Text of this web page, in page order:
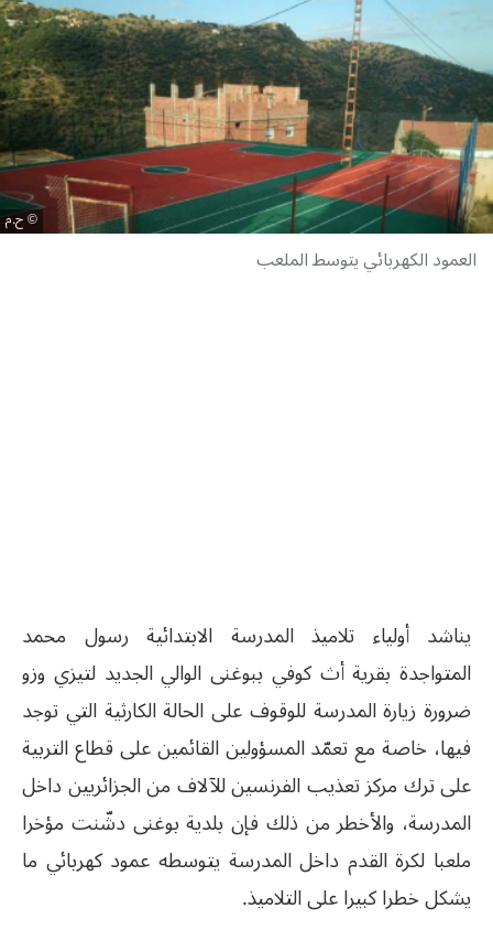
ح.م
العمود الكهربائي يتوسط الملعب
يناشد أولياء تلاميذ المدرسة الابتدائية رسول محمد
المتواجدة بقرية أث كوفي ببوغنى الوالي الجديد لتيزي وزو
ضرورة زيارة المدرسة للوقوف على الحالة الكارثية التي توجد
فيها، خاصة مع تعمّد المسؤولين القائمين على قطاع التربية
على ترك مركز تعذيب الفرنسين للآلاف من الجزائريين داخل
المدرسة، والأخطر من ذلك فإن بلدية بوغنى دشّنت مؤخرا
ملعبا لكرة القدم داخل المدرسة يتوسطه عمود كهربائي ما
يشكل خطرا كبيرا على التلاميذ.